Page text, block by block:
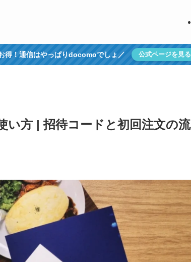
得！通信はやっぱりdocomoでしょ／ 公式ページを見る
い方 | 招待コードと初回注文の流